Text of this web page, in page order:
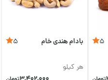
5 بادام هندی خام 5
هر کیلو